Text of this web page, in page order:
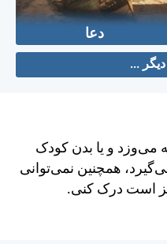
دعا
...
می‌وزد و يا بدن كودک
همچنين نمی‌توانی
است درک كنی.